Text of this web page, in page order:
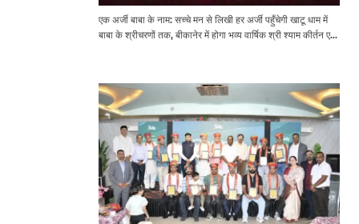
एक अर्जी बाबा के नाम: सच्चे मन से लिखी हर अर्जी पहुँचेगी खाटू धाम में
बाबा के श्रीचरणों तक, बीकानेर में होगा भव्य वार्षिक श्री श्याम कीर्तन एवं